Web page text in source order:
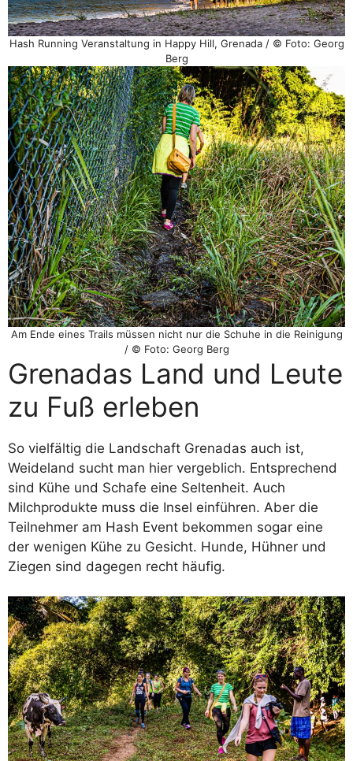
Hash Running Veranstaltung in Happy Hill, Grenada / © Foto: Georg
Berg
Am Ende eines Trails müssen nicht nur die Schuhe in die Reinigung
/ © Foto: Georg Berg
Grenadas Land und Leute
zu Fuß erleben
So vielfältig die Landschaft Grenadas auch ist,
Weideland sucht man hier vergeblich. Entsprechend
sind Kühe und Schafe eine Seltenheit. Auch
Milchprodukte muss die Insel einführen. Aber die
Teilnehmer am Hash Event bekommen sogar eine
der wenigen Kühe zu Gesicht. Hunde, Hühner und
Ziegen sind dagegen recht häufig.